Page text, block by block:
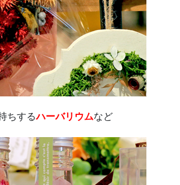
ちするハーバリウムなど